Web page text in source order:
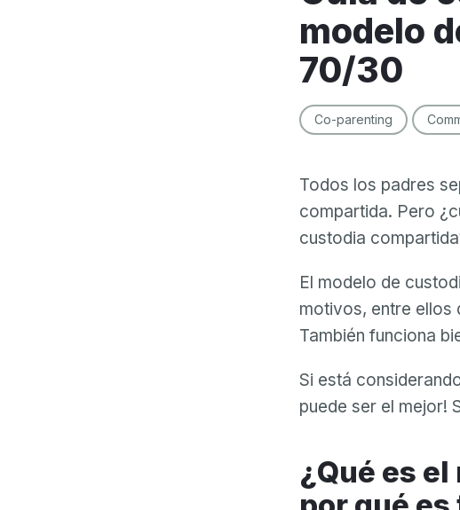
modelo
70/30
Co-parenting
Todos los padres
compartida. Pero
custodia
El modelo de
motivos, entre ellos
También funciona
Si está
puede ser el mejor!
¿Qué es el modelo de custodia 70/30 y